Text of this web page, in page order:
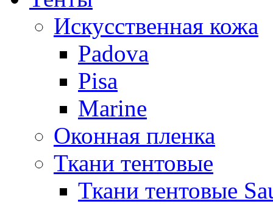
Искусственная кожа
Padova
Pisa
Marine
Оконная пленка
Ткани тентовые
Ткани тентовые